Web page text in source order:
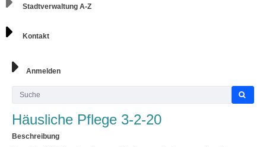
Stadtverwaltung A-Z
Kontakt
Anmelden
Häusliche Pflege 3-2-20
Beschreibung